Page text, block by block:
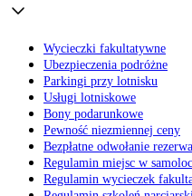
Wycieczki fakultatywne
Ubezpieczenia podróżne
Parkingi przy lotnisku
Usługi lotniskowe
Bony podarunkowe
Pewność niezmiennej ceny
Bezpłatne odwołanie
Regulamin miejsc w
Regulamin wycieczek